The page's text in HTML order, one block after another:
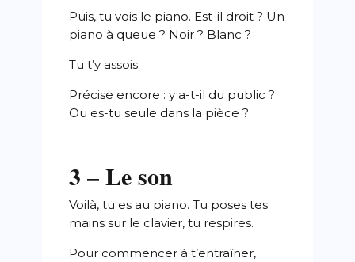
Puis, tu vois le piano. Est-il droit ? Un
piano à queue ? Noir ? Blanc ?
Tu t’y assois.
Précise encore : y a-t-il du public ?
Ou es-tu seule dans la pièce ?
3 – Le son
Voilà, tu es au piano. Tu poses tes
mains sur le clavier, tu respires.
Pour commencer à t’entraîner,